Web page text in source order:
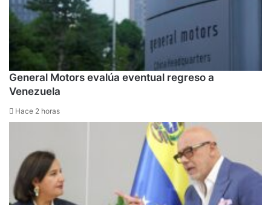
General Motors evalúa eventual regreso a
Venezuela
Hace 2 horas